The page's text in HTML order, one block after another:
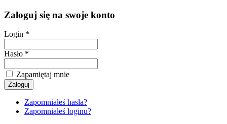
Zaloguj się na swoje konto
Login *
Hasło *
Zapamiętaj mnie
Zapomniałeś hasła?
Zapomniałeś loginu?